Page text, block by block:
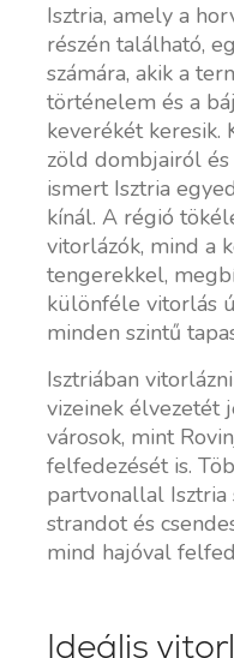
Isztria, amely a
részén található,
számára, akik a
történelem és a
keverékét keresik.
zöld dombjairól
ismert Isztria
kínál. A régió
vitorlázók, mind a
tengerekkel,
különféle vitorlás
minden szintű
Isztriában
vizeinek élvezetét
városok, mint
felfedezését is.
partvonallal Isztria
strandot és
mind hajóval
Ideális